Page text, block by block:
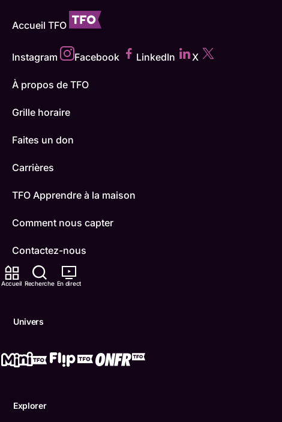
Accueil Recherche En direct
Univers
Explorer
Accueil TFO
Instagram Facebook LinkedIn X
À propos de TFO
Grille horaire
Faites un don
Carrières
TFO Apprendre à la maison
Comment nous capter
Contactez-nous
ONFR
Conditions d'utilisation